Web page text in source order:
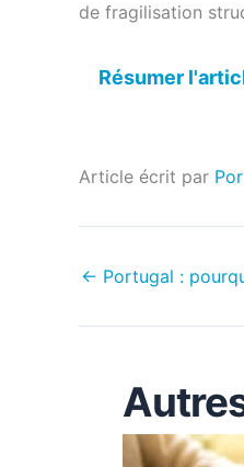
de fragilisation
Résumer
Article écrit par
← Portugal :